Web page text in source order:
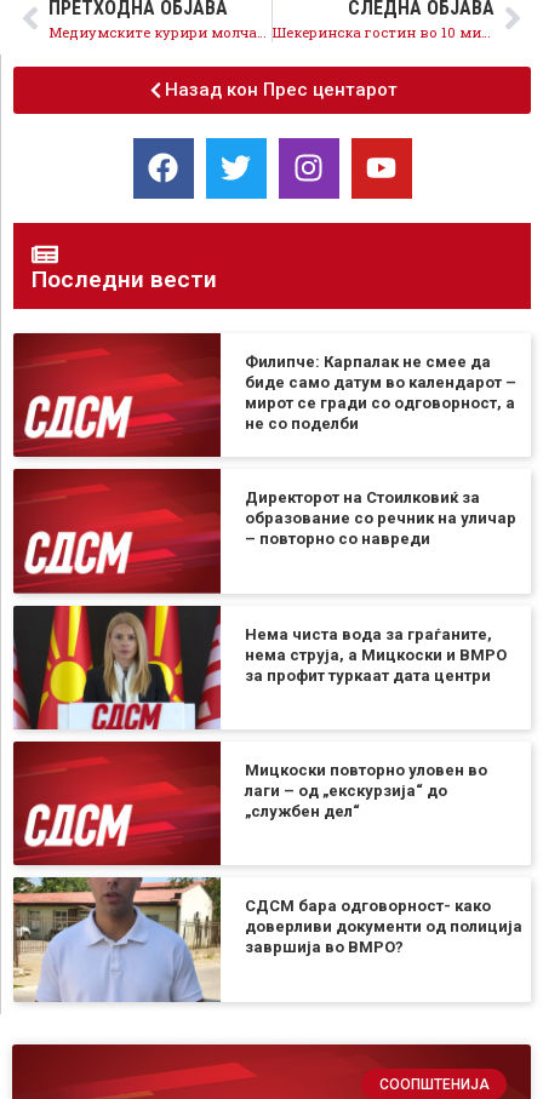
ПРЕТХОДНА ОБЈАВА СЛЕДНА ОБЈАВА
Шекеринска гостин во 10 минути на Телевизија 21
Назад кон Прес центарот
Последни вести
Филипче: Карпалак не смее да
биде само датум во календарот –
мирот се гради со одговорност, а
не со поделби
Директорот на Стоилковиќ за
образование со речник на уличар
– повторно со навреди
Нема чиста вода за граѓаните,
нема струја, а Мицкоски и ВМРО
за профит туркаат дата центри
Мицкоски повторно уловен во
лаги – од „екскурзија“ до
„службен дел“
СДСМ бара одговорност- како
доверливи документи од полиција
завршија во ВМРО?
СООПШТЕНИЈА